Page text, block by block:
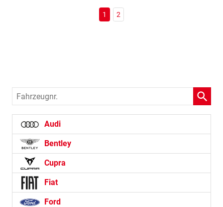
1 2
Fahrzeugnr.
Audi
Bentley
Cupra
Fiat
Ford